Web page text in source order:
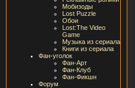
Мобизоды
Lost Puzzle
Обои
Lost:The Video
Game
Музыка из сериала
Книги из сериала
Фан-уголок
Фан-Арт
Фан-Клуб
Фан-Фикшн
Форум